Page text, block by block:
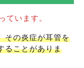
います。
その炎症が耳管を
ることがありま